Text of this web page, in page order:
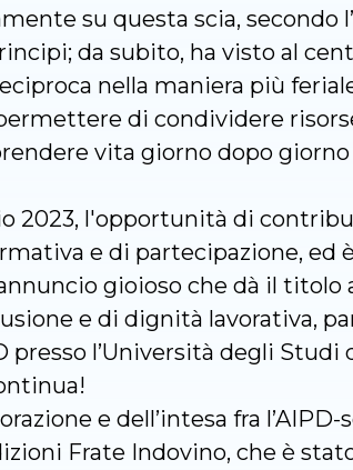
su questa scia, secondo
da subito, ha visto al
nella maniera più
di condividere
vita giorno dopo
2023, l'opportunità di
e di partecipazione, ed
gioioso che dà il titolo
e di dignità lavorativa,
presso l’Università degli
e dell’intesa fra
Frate Indovino, che è